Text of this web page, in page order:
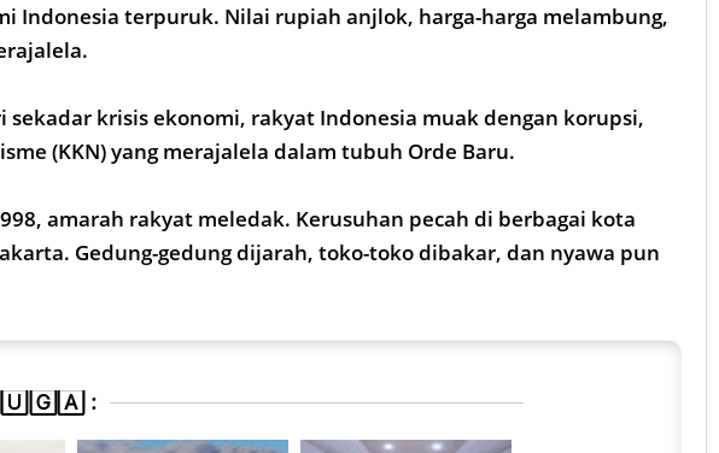
Indonesia terpuruk. Nilai rupiah anjlok, harga-harga melambung,
sekadar krisis ekonomi, rakyat Indonesia muak dengan korupsi,
(KKN) yang merajalela dalam tubuh Orde Baru.
amarah rakyat meledak. Kerusuhan pecah di berbagai kota
Gedung-gedung dijarah, toko-toko dibakar, dan nyawa pun
: